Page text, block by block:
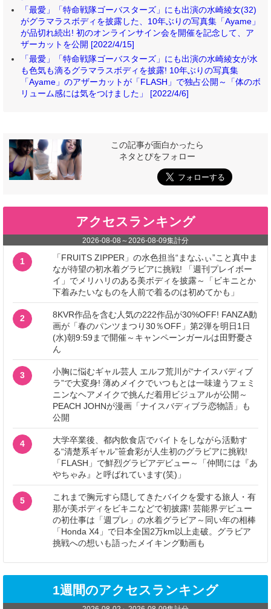
「最愛」「特命戦隊ゴーバスターズ」にも出演の水崎綾女(32)
がグラマラスボディを披露した、10年ぶりの写真集「Ayame」
が品切れ続出! 初のオンラインサイン会を開催を記念して、ア
ザーカットを公開 [2022/4/15]
「最愛」「特命戦隊ゴーバスターズ」にも出演の水崎綾女が水
も色気も滴るグラマラスボディを披露! 10年ぶりの写真集
「Ayame」のアザーカットが「FLASH」で独占公開～「体のボ
リューム感には気をつけました」 [2022/4/6]
この記事が面白かったら
ネタとぴをフォロー
アクセスランキング
2026-08-08 ～2026-08-09集計分
1
「FRUITS ZIPPER」の水色担当“まなふぃ”こと真中ま
なが待望の初水着グラビアに挑戦! 「週刊プレイボー
イ」でメリハリのある美ボディを披露～「ビキニとか
下着みたいなものを人前で着るのは初めてかも」
2
8KVR作品を含む人気の222作品が30%OFF! FANZA動
画が「春のパンツまつり30％OFF」第2弾を明日1日
(水)朝9:59まで開催～キャンペーンガールは田野憂さ
ん
3
小胸に悩むギャル芸人 エルフ荒川が“ナイスバディブ
ラ”で大変身! 薄めメイクでいつもとは一味違うフェミ
ニンなヘアメイクで挑んだ着用ビジュアルが公開～
PEACH JOHNが漫画「ナイスバディブラ恋物語」も
公開
4
大学卒業後、都内飲食店でバイトをしながら活動す
る“清楚系ギャル”笹倉彩が人生初のグラビアに挑戦!
「FLASH」で鮮烈グラビアデビュー～「仲間には『あ
やちゃみ』と呼ばれています(笑)」
5
これまで胸元すら隠してきたバイクを愛する旅人・有
那が美ボディをビキニなどで初披露! 芸能界デビュー
の初仕事は「週プレ」の水着グラビア～同い年の相棒
「Honda X4」で日本全国2万km以上走破。グラビア
挑戦への想いも語ったメイキング動画も
1週間のアクセスランキング